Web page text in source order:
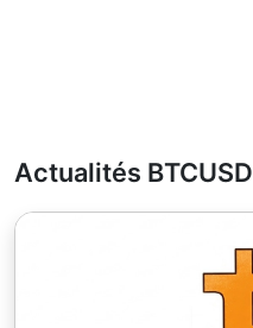
Actualités BTCUSD